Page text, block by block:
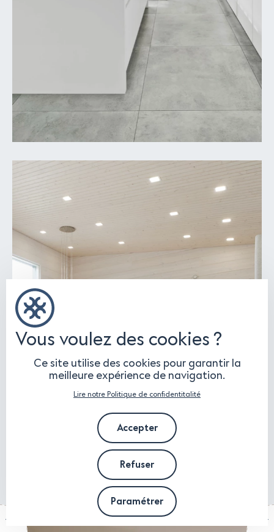
Vous voulez des cookies ?
Ce site utilise des cookies pour garantir la
meilleure expérience de navigation.
Lire notre Politique de confidentitalité
Accepter
Refuser
Paramétrer